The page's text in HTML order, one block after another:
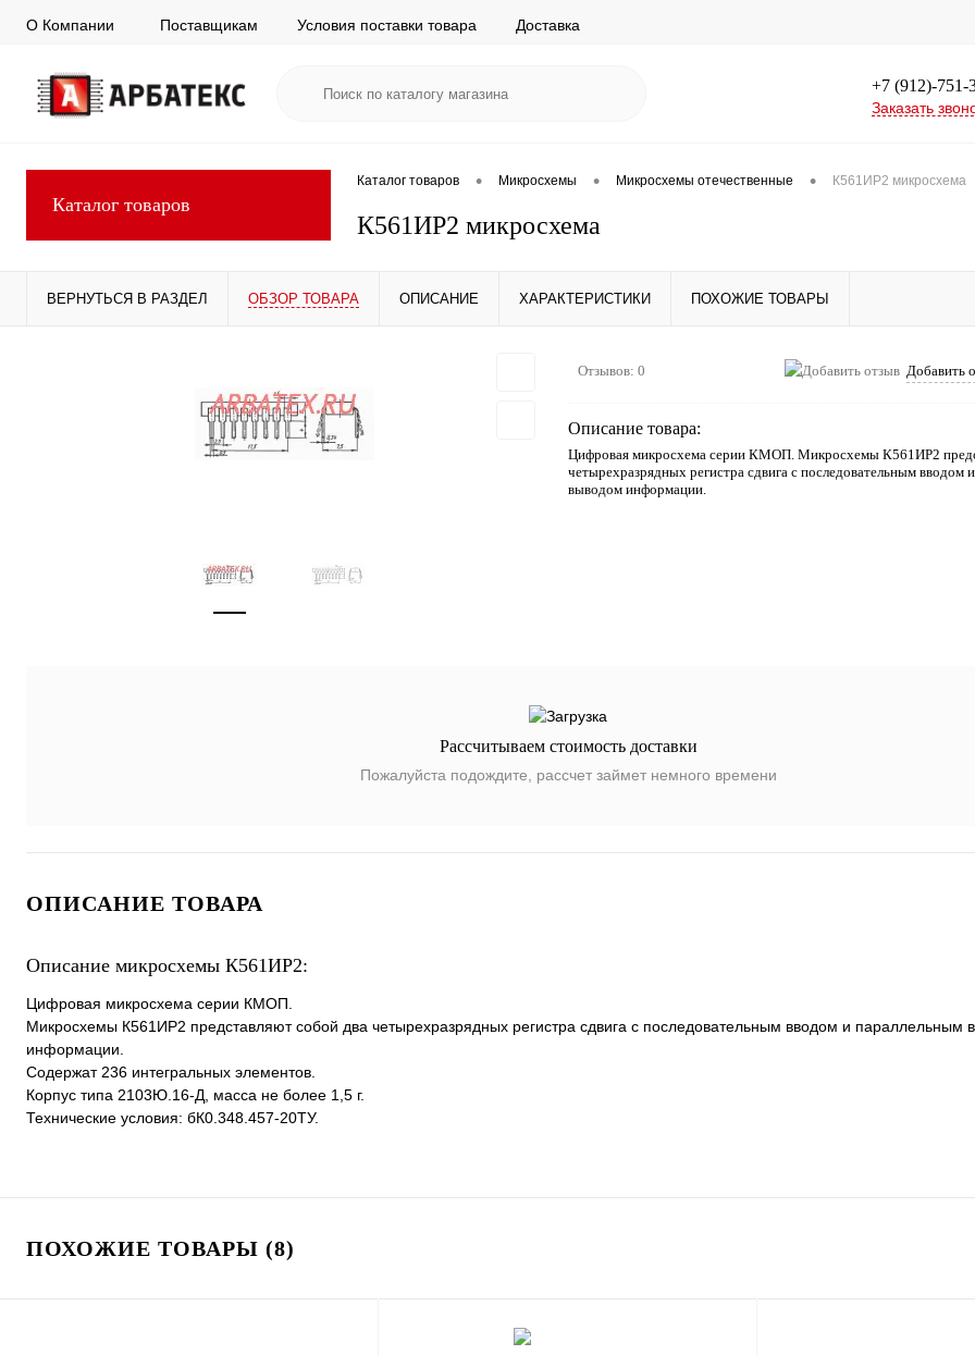
О Компании Поставщикам Условия поставки товара Доставка
+7 (912)-751-
Заказать
Каталог товаров
Каталог товаров • Микросхемы • Микросхемы отечественные • К561ИР2 микросхема
К561ИР2 микросхема
ВЕРНУТЬСЯ В РАЗДЕЛ ОБЗОР ТОВАРА ОПИСАНИЕ ХАРАКТЕРИСТИКИ ПОХОЖИЕ ТОВАРЫ
Отзывов: 0 Добавить
Описание товара:
Цифровая микросхема серии КМОП. Микросхемы К561ИР2
четырехразрядных регистра сдвига с последовательным вводом
выводом информации.
Рассчитываем стоимость доставки
Пожалуйста подождите, рассчет займет немного времени
ОПИСАНИЕ ТОВАРА
Описание микросхемы К561ИР2:
Цифровая микросхема серии КМОП.
Микросхемы К561ИР2 представляют собой два четырехразрядных регистра сдвига с последовательным вводом и параллельным
информации.
Содержат 236 интегральных элементов.
Корпус типа 2103Ю.16-Д, масса не более 1,5 г.
Технические условия: бК0.348.457-20ТУ.
ПОХОЖИЕ ТОВАРЫ (8)